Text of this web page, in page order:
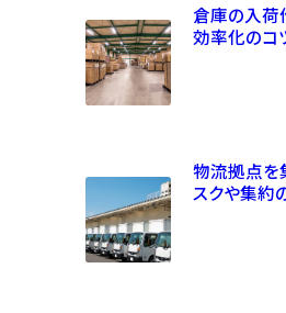
倉庫の入荷
効率化のコ
物流拠点を
スクや集約